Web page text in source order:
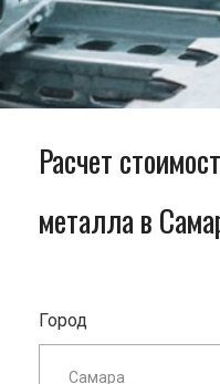
Расчет
металла в
Город